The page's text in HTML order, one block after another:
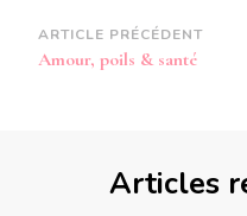
Navigation
d’article
ARTICLE PRÉCÉDENT
Amour, poils & santé
Articles